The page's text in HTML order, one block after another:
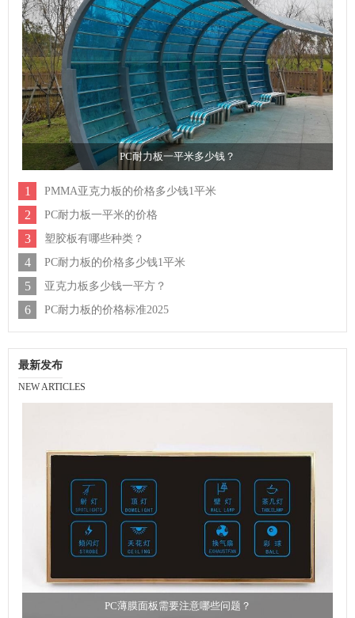
PC耐力板一平米多少钱？
1 PMMA亚克力板的价格多少钱1平米
2 PC耐力板一平米的价格
3 塑胶板有哪些种类？
4 PC耐力板的价格多少钱1平米
5 亚克力板多少钱一平方？
6 PC耐力板的价格标准2025
最新发布
NEW ARTICLES
PC薄膜面板需要注意哪些问题？